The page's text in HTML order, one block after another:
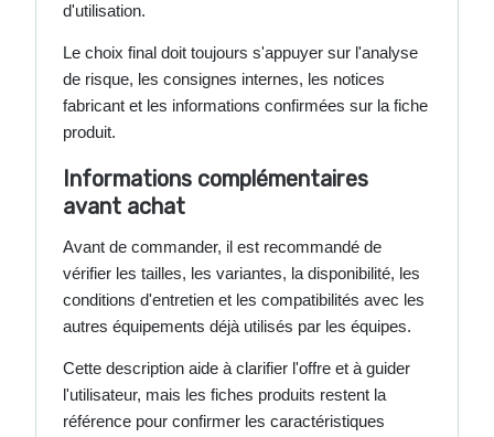
d'utilisation.
Le choix final doit toujours s'appuyer sur l'analyse
de risque, les consignes internes, les notices
fabricant et les informations confirmées sur la fiche
produit.
Informations complémentaires
avant achat
Avant de commander, il est recommandé de
vérifier les tailles, les variantes, la disponibilité, les
conditions d'entretien et les compatibilités avec les
autres équipements déjà utilisés par les équipes.
Cette description aide à clarifier l'offre et à guider
l'utilisateur, mais les fiches produits restent la
référence pour confirmer les caractéristiques